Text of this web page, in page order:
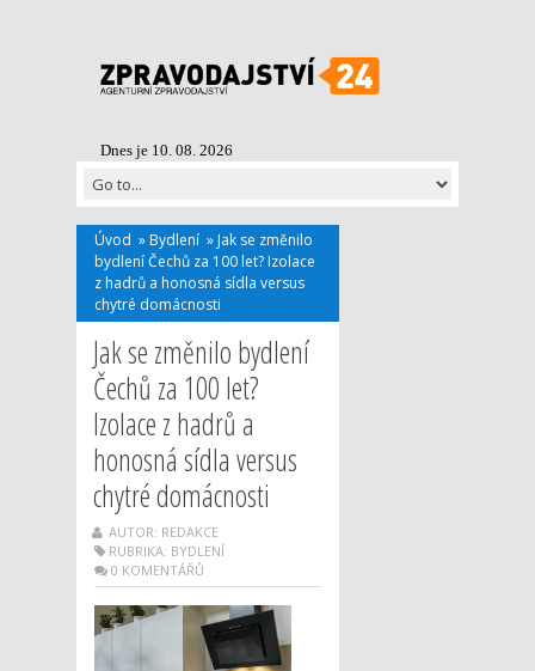
Dnes je 10. 08. 2026
Úvod » Bydlení » Jak se změnilo
bydlení Čechů za 100 let? Izolace
z hadrů a honosná sídla versus
chytré domácnosti
Jak se změnilo bydlení
Čechů za 100 let?
Izolace z hadrů a
honosná sídla versus
chytré domácnosti
AUTOR: REDAKCE
RUBRIKA: BYDLENÍ
0 KOMENTÁŘŮ